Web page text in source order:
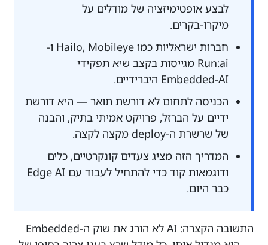
לבצע אופטימיזציה של מודלים על
מיקרו-בקרים.
חברות ישראליות כמו Hailo, Mobileye ו-
Run:ai מגייסות בקצב שיא תפקידי
Embedded-AI היברידיים.
הכניסה לתחום לא דורשת תואר — היא דורשת
ידיים על הברזל, פרויקט אמיתי בתיק, והבנה
של שרשרת ה-deploy מקצה לקצה.
המדריך הזה מציג צעדים קונקרטיים, כלים
ודוגמאות קוד כדי להתחיל לעבוד עם Edge AI
כבר היום.
התשובה הקצרה: AI לא הורג את שוק ה-Embedded